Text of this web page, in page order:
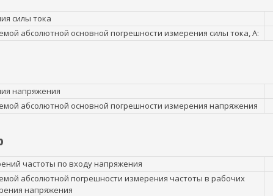
силы тока
абсолютной основной погрешности измерения силы тока, А:
напряжения
абсолютной основной погрешности измерения напряжения
частоты по входу напряжения
абсолютной погрешности измерения частоты в рабочих
напряжения